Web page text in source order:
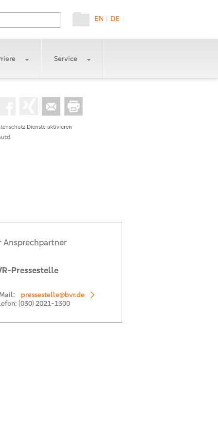
DE
|
EN
Service
Dienste aktivieren
Ansprechpartner
Pressestelle
pressestelle@bvr.de
(030) 2021-1300